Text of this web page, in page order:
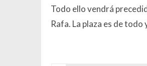
Todo ello vendrá
Rafa. La plaza es de